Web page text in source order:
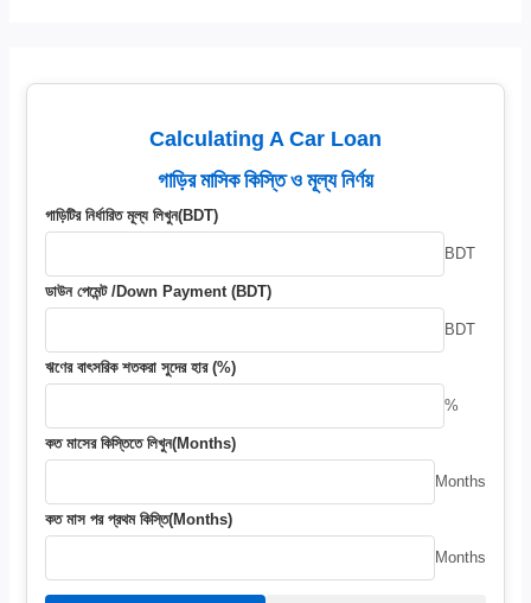
Calculating A Car Loan
গাড়ির মাসিক কিস্তি ও মূল্য নির্ণয়
গাড়িটির নির্ধারিত মূল্য লিখুন(BDT)
BDT
ডাউন পেমেন্ট /Down Payment (BDT)
BDT
ঋণের বাৎসরিক শতকরা সুদের হার (%)
%
কত মাসের কিস্তিতে লিখুন(Months)
Months
কত মাস পর প্রথম কিস্তি(Months)
Months